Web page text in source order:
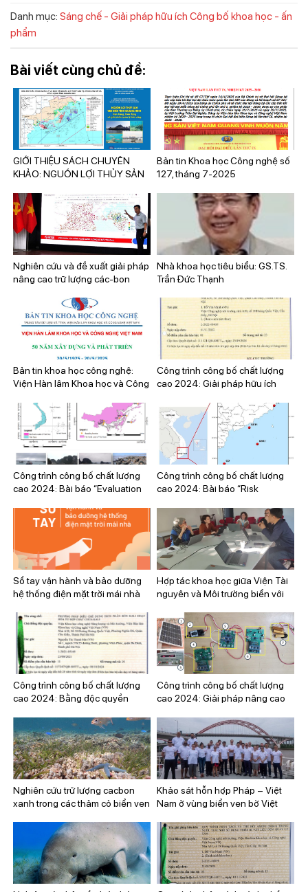
Danh mục: Sáng chế - Giải pháp hữu ích Công bố khoa học - ấn
phẩm
Bài viết cùng chủ đề:
GIỚI THIỆU SÁCH CHUYÊN
KHẢO: NGUỒN LỢI THỦY SẢN
HIỆN TRẠNG, BIẾN ĐỘNG VÀ
GIẢI PHÁP QUẢN LÝ BỀN VỮNG
Bản tin Khoa học Công nghệ số
127, tháng 7-2025
Nghiên cứu và đề xuất giải pháp
nâng cao trữ lượng các-bon
bàn thành phố Hải Phòng
Nhà khoa học tiêu biểu: GS.TS.
Trần Đức Thạnh
Bản tin khoa học công nghệ:
Viện Hàn lâm Khoa học và Công
dựng và phát triển (20/5/1975 –
20/5/2025).
Công trình công bố chất lượng
cao 2024: Giải pháp hữu ích
trong mẫu sinh vật hai mảnh vỏ”
Công trình công bố chất lượng
cao 2024: Bài báo “Evaluation
capacity of mussel (Perna viridis)
and surrounding environment in
the North coast of Vietnam”
Công trình công bố chất lượng
cao 2024: Bài báo “Risk
exposure in bivalves living in the
coral reefs of Vietnam”
Sổ tay vận hành và bảo dưỡng
hệ thống điện mặt trời mái nhà
Hợp tác khoa học giữa Viện Tài
nguyên và Môi trường biển với
Không gian và Hải dương học
(LEGOS)
Công trình công bố chất lượng
cao 2024: Bằng độc quyền
pháp điều chế dung dịch phân
bón kali hoạt hóa từ hợp chất
chứa kali”
Công trình công bố chất lượng
cao 2024: Giải pháp nâng cao
trời mái nhà bằng hệ thống kết
hợp sử dụng tuabin gió quy mô
nhỏ
Nghiên cứu trữ lượng cacbon
xanh trong các thảm cỏ biển ven
Khảo sát hỗn hợp Pháp – Việt
Nam ở vùng biển ven bờ Việt
quan hệ hợp tác giữa Viện Tài
nguyên và Môi trường biển và
Viện nghiên cứu vì sự phát triển
Pháp